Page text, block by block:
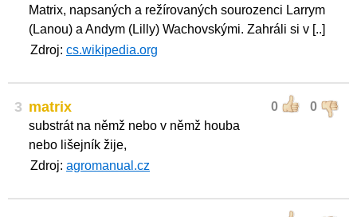
Matrix, napsaných a režírovaných sourozenci Larrym
(Lanou) a Andym (Lilly) Wachovskými. Zahráli si v [..]
Zdroj: cs.wikipedia.org
3 0 0
matrix
substrát na němž nebo v němž houba
nebo lišejník žije,
Zdroj: agromanual.cz